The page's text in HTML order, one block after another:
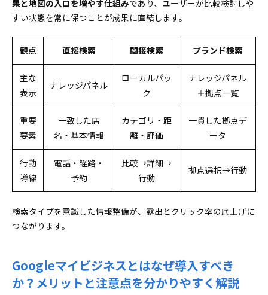
果と地図の入口を増やす仕組みであり、ユーザーが比較検討しや
すい状態を常に保つことが成果に直結します。
観点 直接検索 間接検索 ブランド検索
主な
表示
ナレッジパネル
ローカルパッ
ク
ナレッジパネル
＋拠点一覧
重要
要素
一致した店
名・基本情報
カテゴリ・距
離・評価
一貫した拠点デ
ータ
行動
導線
電話・経路・
予約
比較→詳細→
行動
拠点選択→行動
検索タイプを意識した情報整備が、露出とクリック率の底上げに
つながります。
Googleマイビジネスとはなぜ導入すべき
か？メリットと注意点を分かりやすく解説